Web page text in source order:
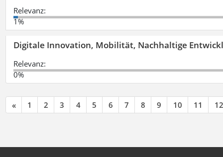
Relevanz:
1%
Digitale Innovation, Mobilität, Nachhaltige
Relevanz:
0%
« 1 2 3 4 5 6 7 8 9 10 11 12